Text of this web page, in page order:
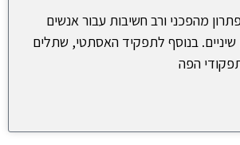
מהפכני ורב חשיבות עבור אנשים
שיניים. בנוסף לתפקיד האסתטי, שתלים
הפה